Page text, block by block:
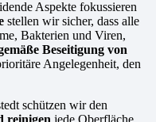
Aspekte fokussieren
stellen wir sicher, dass alle
Bakterien und Viren,
Beseitigung von
Angelegenheit, den
schützen wir den
reinigen jede Oberfläche